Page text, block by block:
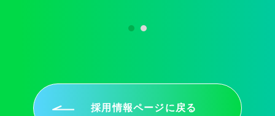
採用情報ページに戻る